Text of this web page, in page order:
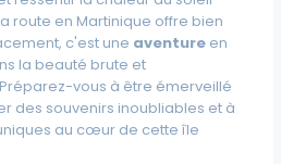
route en Martinique offre bien
c'est une aventure en
la beauté brute et
vous à être émerveillé
des souvenirs inoubliables et à
au cœur de cette île